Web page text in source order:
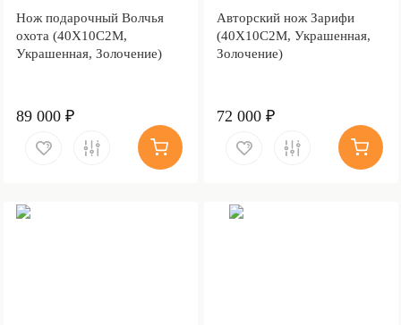
Нож подарочный Волчья
охота (40Х10С2М,
Украшенная, Золочение)
89 000 ₽
Авторский нож Зарифи
(40Х10С2М, Украшенная,
Золочение)
72 000 ₽